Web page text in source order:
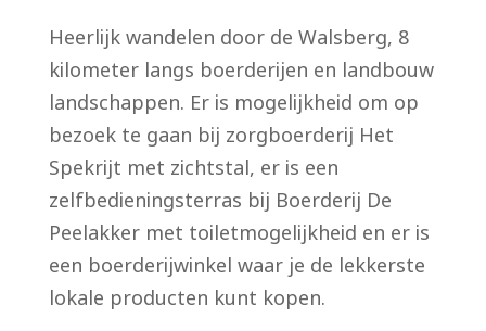
Heerlijk wandelen door de Walsberg, 8
kilometer langs boerderijen en landbouw
landschappen. Er is mogelijkheid om op
bezoek te gaan bij zorgboerderij Het
Spekrijt met zichtstal, er is een
zelfbedieningsterras bij Boerderij De
Peelakker met toiletmogelijkheid en er is
een boerderijwinkel waar je de lekkerste
lokale producten kunt kopen.